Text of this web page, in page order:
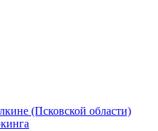
(Псковской области)